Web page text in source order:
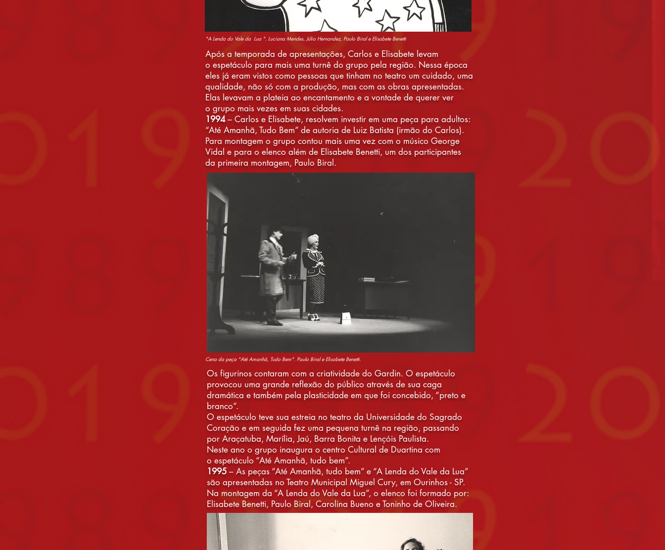
"A Lenda do Vale da Lua ". Luciana Mendes, Júlio Hernandez, Paulo Biral e Elisabete Benetti
Após a temporada de apresentações, Carlos e Elisabete levam
o espetáculo para mais uma turnê do grupo pela região. Nessa época
eles já eram vistos como pessoas que tinham no teatro um cuidado, uma
qualidade, não só com a produção, mas com as obras apresentadas.
Elas levavam a plateia ao encantamento e a vontade de querer ver
o grupo mais vezes em suas cidades.
1994– Carlos e Elisabete, resolvem investir em uma peça para adultos:
“Até Amanhã, Tudo Bem” de autoria de Luiz Batista (irmão do Carlos).
Para montagem o grupo contou mais uma vez com o músico George
Vidal e para o elenco além de Elisabete Benetti, um dos participantes
da primeira montagem, Paulo Biral.
Cena da peça "Até Amanhã, Tudo Bem". Paulo Biral e Elisabete Benetti.
Os figurinos contaram com a criatividade do Gardin. O espetáculo
provocou uma grande reflexão do público através de sua caga
dramática e também pela plasticidade em que foi concebido, “preto e
branco”.
O espetáculo teve sua estreia no teatro da Universidade do Sagrado
Coração e em seguida fez uma pequena turnê na região, passando
por Araçatuba, Marília, Jaú, Barra Bonita e Lençóis Paulista.
Neste ano o grupo inaugura o centro Cultural de Duartina com
o espetáculo “Até Amanhã, tudo bem”.
1995 – As peças “Até Amanhã, tudo bem” e “A Lenda do Vale da Lua”
são apresentadas no Teatro Municipal Miguel Cury, em Ourinhos - SP.
Na montagem da “A Lenda do Vale da Lua”, o elenco foi formado por:
Elisabete Benetti, Paulo Biral, Carolina Bueno e Toninho de Oliveira.